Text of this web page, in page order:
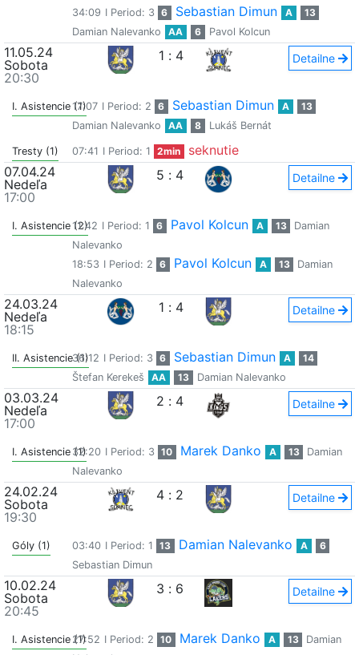
34:09 I Period: 3 6 Sebastian Dimun A
13
Damian Nalevanko
AA 6 Pavol Kolcun
11.05.24
Sobota
20:30
1 : 4 Detailne
I. Asistencie (1)
17:07 I Period: 2 6 Sebastian Dimun A
13
Damian Nalevanko
AA 8 Lukáš Bernát
Tresty (1) 07:41 I Period: 1 2min
seknutie
07.04.24
Nedeľa
17:00
5 : 4 Detailne
I. Asistencie (2)
11:42 I Period: 1 6 Pavol Kolcun A 13
Damian
Nalevanko
18:53 I Period: 2 6 Pavol Kolcun A 13
Damian
Nalevanko
24.03.24
Nedeľa
18:15
1 : 4 Detailne
II. Asistencie (1)
36:12 I Period: 3 6 Sebastian Dimun A
14
Štefan Kerekeš
AA 13 Damian Nalevanko
03.03.24
Nedeľa
17:00
2 : 4 Detailne
I. Asistencie (1)32:20 I Period: 3 10 Marek Danko A 13
Damian
Nalevanko
24.02.24
Sobota
19:30
4 : 2 Detailne
Góly (1) 03:40 I Period: 1 13 Damian Nalevanko A
6
Sebastian Dimun
10.02.24
Sobota
20:45
3 : 6 Detailne
I. Asistencie (1)27:52 I Period: 2 10 Marek Danko A 13
Damian